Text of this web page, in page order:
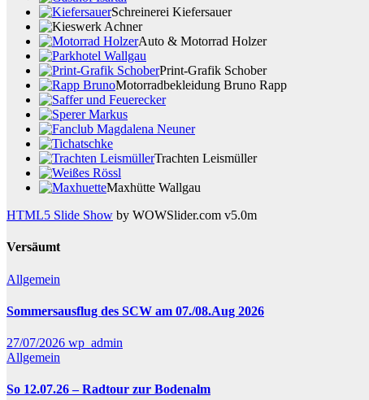
Schreinerei Kiefersauer
Auto & Motorrad Holzer
Print-Grafik Schober
Motorradbekleidung Bruno Rapp
Trachten Leismüller
Maxhütte Wallgau
HTML5 Slide Show by WOWSlider.com v5.0m
Versäumt
Allgemein
Sommersausflug des SCW am 07./08.Aug 2026
27/07/2026 wp_admin
Allgemein
So 12.07.26 – Radtour zur Bodenalm